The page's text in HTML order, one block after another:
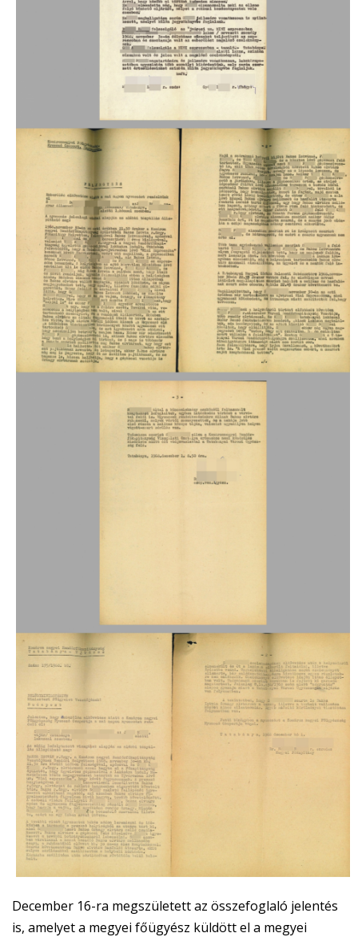
December 16-ra megszületett az összefoglaló jelentés
is, amelyet a megyei főügyész küldött el a megyei